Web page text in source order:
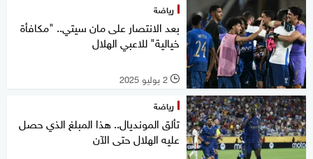
رياضة
بعد الانتصار على مان سيتي.. "مكافأة
خيالية" للاعبي الهلال
l 2 يوليو 2025
رياضة
تألق المونديال.. هذا المبلغ الذي حصل
عليه الهلال حتى الآن